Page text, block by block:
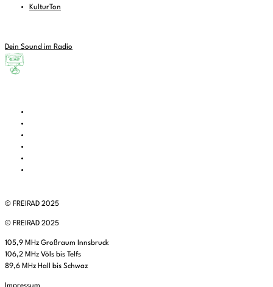
KulturTon
Dein Sound im Radio
© FREIRAD 2025
© FREIRAD 2025
105,9 MHz Großraum Innsbruck
106,2 MHz Völs bis Telfs
89,6 MHz Hall bis Schwaz